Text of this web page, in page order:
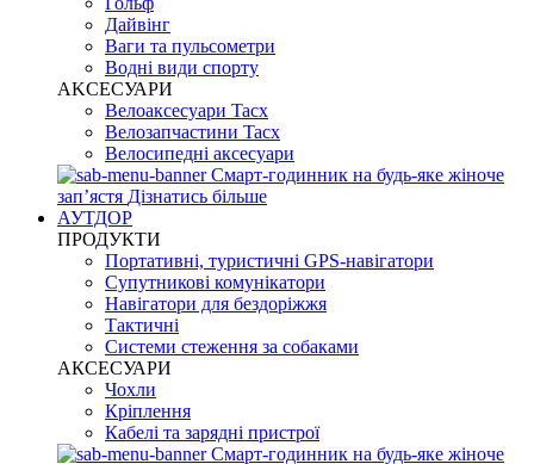
Дайвінг
Ваги та пульсометри
Водні види спорту
AKCЕСУАРИ
Велоаксесуари Tacx
Велозапчастини Tacx
Велосипедні аксесуари
Смарт-годинник на будь-яке жіноче
запʼястя Дізнатись більше
АУТДОР
ПРОДУКТИ
Портативні, туристичні GPS-навігатори
Супутникові комунікатори
Навігатори для бездоріжжя
Тактичні
Системи стеження за собаками
АКСЕСУАРИ
Чохли
Кріплення
Кабелі та зарядні пристрої
Смарт-годинник на будь-яке жіноче